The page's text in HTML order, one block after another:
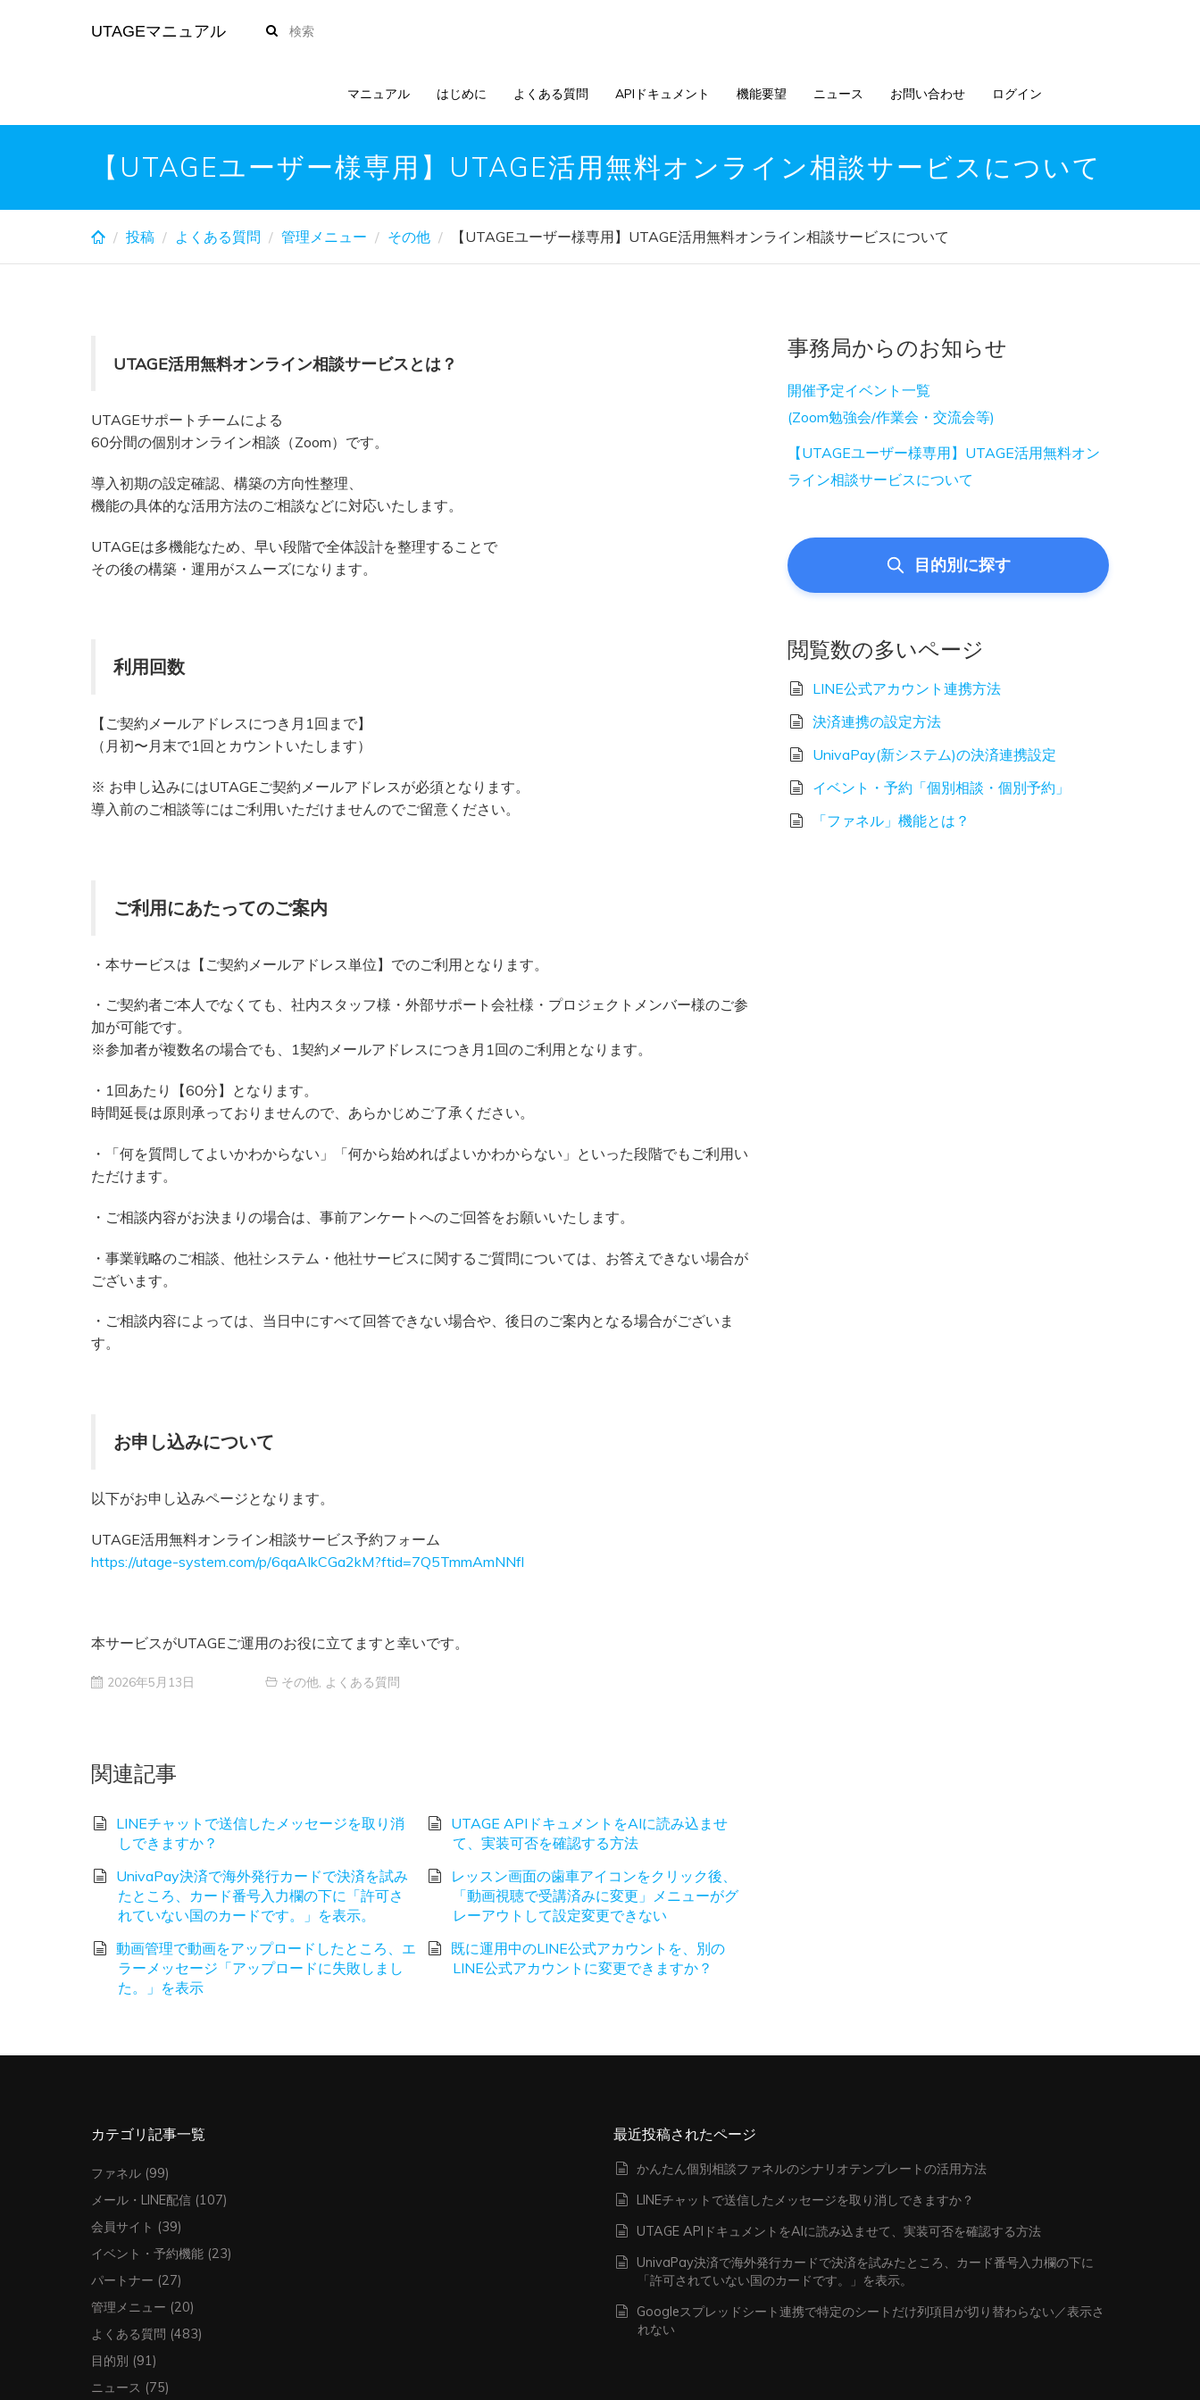
UTAGEマニュアル
マニュアル はじめに よくある質問 APIドキュメント 機能要望 ニュース お問い合わせ ログイン
【UTAGEユーザー様専用】UTAGE活用無料オンライン相談サービスについて
投稿 よくある質問 管理メニュー その他 【UTAGEユーザー様専用】UTAGE活用無料オンライン相談サービスについて
UTAGE活用無料オンライン相談サービスとは？
UTAGEサポートチームによる
60分間の個別オンライン相談（Zoom）です。
導入初期の設定確認、構築の方向性整理、
機能の具体的な活用方法のご相談などに対応いたします。
UTAGEは多機能なため、早い段階で全体設計を整理することで
その後の構築・運用がスムーズになります。
利用回数
【ご契約メールアドレスにつき月1回まで】
（月初〜月末で1回とカウントいたします）
※ お申し込みにはUTAGEご契約メールアドレスが必須となります。
導入前のご相談等にはご利用いただけませんのでご留意ください。
ご利用にあたってのご案内
・本サービスは【ご契約メールアドレス単位】でのご利用となります。
・ご契約者ご本人でなくても、社内スタッフ様・外部サポート会社様・プロジェクトメンバー様のご参
加が可能です。
※参加者が複数名の場合でも、1契約メールアドレスにつき月1回のご利用となります。
・1回あたり【60分】となります。
時間延長は原則承っておりませんので、あらかじめご了承ください。
・「何を質問してよいかわからない」「何から始めればよいかわからない」といった段階でもご利用い
ただけます。
・ご相談内容がお決まりの場合は、事前アンケートへのご回答をお願いいたします。
・事業戦略のご相談、他社システム・他社サービスに関するご質問については、お答えできない場合が
ございます。
・ご相談内容によっては、当日中にすべて回答できない場合や、後日のご案内となる場合がございま
す。
お申し込みについて
以下がお申し込みページとなります。
UTAGE活用無料オンライン相談サービス予約フォーム
https://utage-system.com/p/6qaAIkCGa2kM?ftid=7Q5TmmAmNNfl
本サービスがUTAGEご運用のお役に立てますと幸いです。
2026年5月13日 その他 よくある質問
関連記事
LINEチャットで送信したメッセージを取り消
しできますか？
UTAGE APIドキュメントをAIに読み込ませ
て、実装可否を確認する方法
UnivaPay決済で海外発行カードで決済を試み
たところ、カード番号入力欄の下に「許可さ
れていない国のカードです。」を表示。
レッスン画面の歯車アイコンをクリック後、
「動画視聴で受講済みに変更」メニューがグ
レーアウトして設定変更できない
動画管理で動画をアップロードしたところ、エ
ラーメッセージ「アップロードに失敗しまし
た。」を表示
既に運用中のLINE公式アカウントを、別の
LINE公式アカウントに変更できますか？
事務局からのお知らせ
開催予定イベント一覧
(Zoom勉強会/作業会・交流会等)
【UTAGEユーザー様専用】UTAGE活用無料オン
ライン相談サービスについて
目的別に探す
閲覧数の多いページ
LINE公式アカウント連携方法
決済連携の設定方法
UnivaPay(新システム)の決済連携設定
イベント・予約「個別相談・個別予約」
「ファネル」機能とは？
カテゴリ記事一覧
ファネル (99)
メール・LINE配信 (107)
会員サイト (39)
イベント・予約機能 (23)
パートナー (27)
管理メニュー (20)
よくある質問 (483)
目的別 (91)
ニュース (75)
最近投稿されたページ
かんたん個別相談ファネルのシナリオテンプレートの活用方法
LINEチャットで送信したメッセージを取り消しできますか？
UTAGE APIドキュメントをAIに読み込ませて、実装可否を確認する方法
UnivaPay決済で海外発行カードで決済を試みたところ、カード番号入力欄の下に
「許可されていない国のカードです。」を表示。
Googleスプレッドシート連携で特定のシートだけ列項目が切り替わらない／表示さ
れない